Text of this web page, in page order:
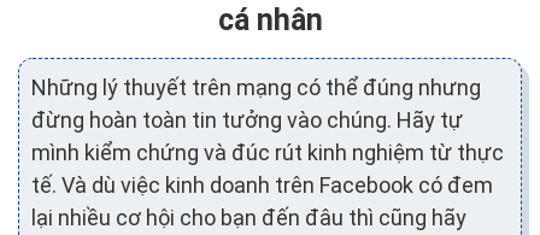
cá nhân
Những lý thuyết trên mạng có thể đúng nhưng
đừng hoàn toàn tin tưởng vào chúng. Hãy tự
mình kiểm chứng và đúc rút kinh nghiệm từ thực
tế. Và dù việc kinh doanh trên Facebook có đem
lại nhiều cơ hội cho bạn đến đâu thì cũng hãy